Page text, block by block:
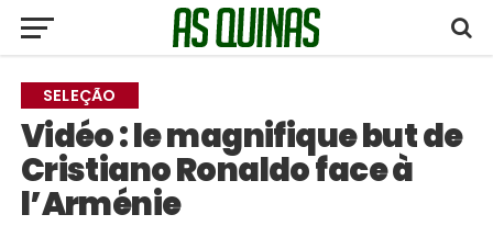
SELEÇÃO
Vidéo : le magnifique but de
Cristiano Ronaldo face à
l’Arménie